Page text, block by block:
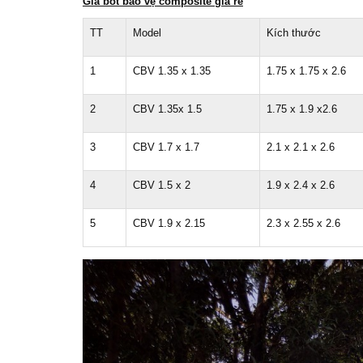
TT Model Kích thước
1 CBV 1.35 x 1.35 1.75 x 1.75 x 2.6
2 CBV 1.35x 1.5 1.75 x 1.9 x2.6
3 CBV 1.7 x 1.7 2.1 x 2.1 x 2.6
4 CBV 1.5 x 2 1.9 x 2.4 x 2.6
5 CBV 1.9 x 2.15 2.3 x 2.55 x 2.6